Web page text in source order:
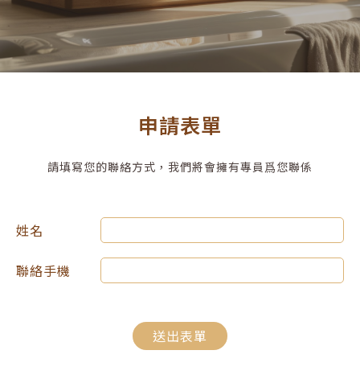
申請表單
請填寫您的聯絡方式，我們將會擁有專員爲您聯係
姓名
聯絡手機
送出表單